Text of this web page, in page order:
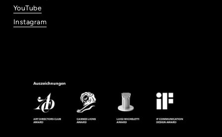
YouTube
Instagram